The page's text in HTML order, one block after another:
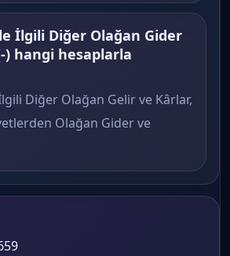
İlgili Diğer Olağan Gider
) hangi hesaplarla
Diğer Olağan Gelir ve Kârlar,
Olağan Gider ve